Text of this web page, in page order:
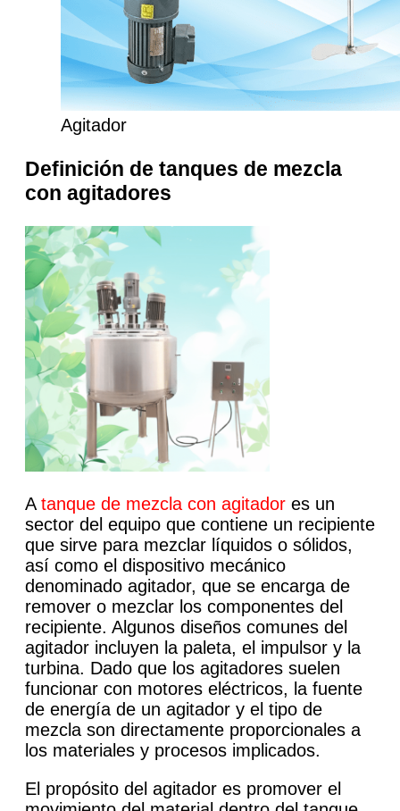
Agitador
Definición de tanques de mezcla
con agitadores
A tanque de mezcla con agitador es un
sector del equipo que contiene un recipiente
que sirve para mezclar líquidos o sólidos,
así como el dispositivo mecánico
denominado agitador, que se encarga de
remover o mezclar los componentes del
recipiente. Algunos diseños comunes del
agitador incluyen la paleta, el impulsor y la
turbina. Dado que los agitadores suelen
funcionar con motores eléctricos, la fuente
de energía de un agitador y el tipo de
mezcla son directamente proporcionales a
los materiales y procesos implicados.
El propósito del agitador es promover el